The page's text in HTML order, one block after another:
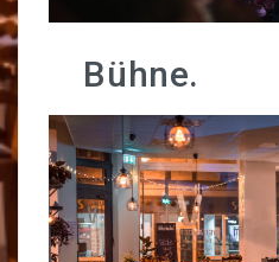
Reservierungen & Vermietung
Buchausleihe
Werkzeug-Verleih
ABOUT
Bühne.